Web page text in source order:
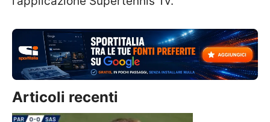
Articoli recenti